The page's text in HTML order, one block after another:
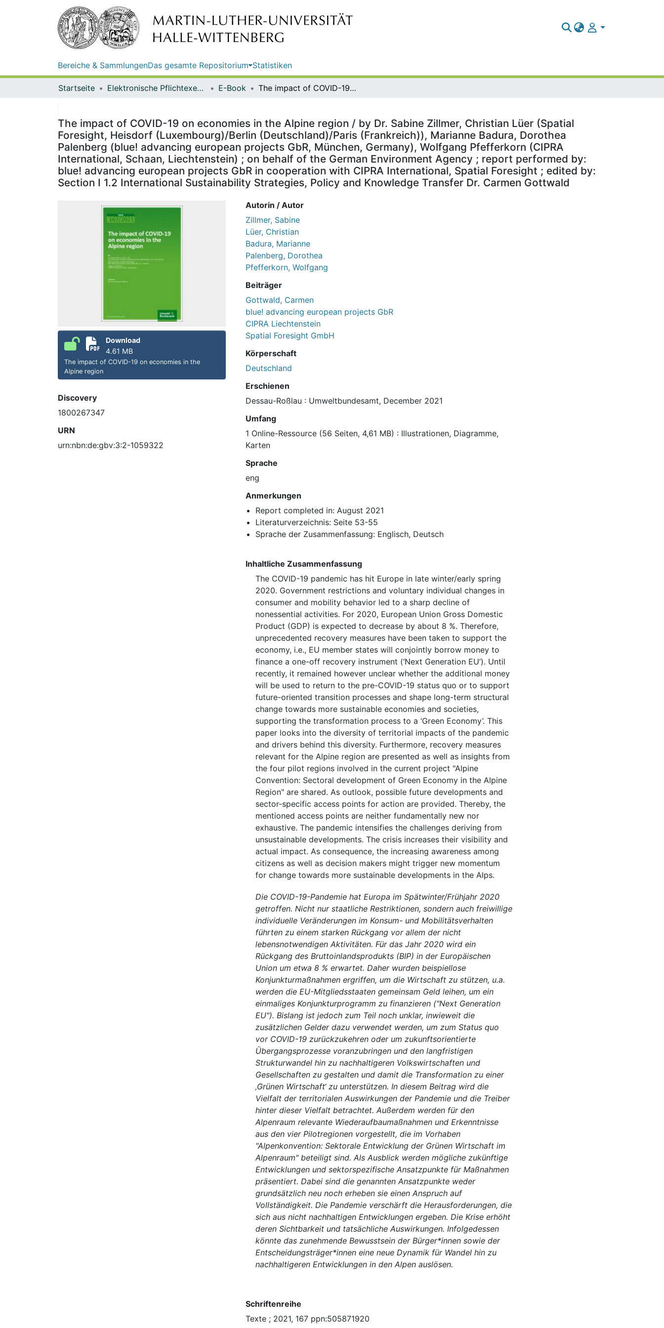
Bereiche & SammlungenDas gesamte Repositorium Statistiken
Startseite Elektronische Pflichtexemplare E-Book The impact of COVID-19 on economies in the Alpine region / by Dr. Sabine Zillmer, Christian Lüer (Spatial Foresight, Heisdorf (Luxembourg)/Berlin (Deutschland)/Paris (Frankreich)), Marianne Badura, Dorothea Palenberg (blue! advancing european projects GbR, München, Germany), Wolfgang Pfefferkorn (CIPRA International, Schaan, Liechtenstein) ; on behalf of the German Environment Agency ; report performed by: blue! advancing european projects GbR in cooperation with CIPRA International, Spatial Foresight ; edited by: Section I 1.2 International Sustainability Strategies, Policy and Knowledge Transfer Dr. Carmen Gottwald
The impact of COVID-19 on economies in the Alpine region / by Dr. Sabine Zillmer, Christian Lüer (Spatial
Foresight, Heisdorf (Luxembourg)/Berlin (Deutschland)/Paris (Frankreich)), Marianne Badura, Dorothea
Palenberg (blue! advancing european projects GbR, München, Germany), Wolfgang Pfefferkorn (CIPRA
International, Schaan, Liechtenstein) ; on behalf of the German Environment Agency ; report performed by:
blue! advancing european projects GbR in cooperation with CIPRA International, Spatial Foresight ; edited by:
Section I 1.2 International Sustainability Strategies, Policy and Knowledge Transfer Dr. Carmen Gottwald
Download
4.61 MB
The impact of COVID-19 on economies in the
Alpine region
Discovery
1800267347
URN
urn:nbn:de:gbv:3:2-1059322
Autorin / Autor
Zillmer, Sabine
Lüer, Christian
Badura, Marianne
Palenberg, Dorothea
Pfefferkorn, Wolfgang
Beiträger
Gottwald, Carmen
blue! advancing european projects GbR
CIPRA Liechtenstein
Spatial Foresight GmbH
Körperschaft
Deutschland
Erschienen
Dessau-Roßlau : Umweltbundesamt, December 2021
Umfang
1 Online-Ressource (56 Seiten, 4,61 MB) : Illustrationen, Diagramme,
Karten
Sprache
eng
Anmerkungen
Report completed in: August 2021
Literaturverzeichnis: Seite 53-55
Sprache der Zusammenfassung: Englisch, Deutsch
Inhaltliche Zusammenfassung
The COVID-19 pandemic has hit Europe in late winter/early spring
2020. Government restrictions and voluntary individual changes in
consumer and mobility behavior led to a sharp decline of
nonessential activities. For 2020, European Union Gross Domestic
Product (GDP) is expected to decrease by about 8 %. Therefore,
unprecedented recovery measures have been taken to support the
economy, i.e., EU member states will conjointly borrow money to
finance a one-off recovery instrument (‘Next Generation EU’). Until
recently, it remained however unclear whether the additional money
will be used to return to the pre-COVID-19 status quo or to support
future-oriented transition processes and shape long-term structural
change towards more sustainable economies and societies,
supporting the transformation process to a ‘Green Economy’. This
paper looks into the diversity of territorial impacts of the pandemic
and drivers behind this diversity. Furthermore, recovery measures
relevant for the Alpine region are presented as well as insights from
the four pilot regions involved in the current project "Alpine
Convention: Sectoral development of Green Economy in the Alpine
Region" are shared. As outlook, possible future developments and
sector-specific access points for action are provided. Thereby, the
mentioned access points are neither fundamentally new nor
exhaustive. The pandemic intensifies the challenges deriving from
unsustainable developments. The crisis increases their visibility and
actual impact. As consequence, the increasing awareness among
citizens as well as decision makers might trigger new momentum
for change towards more sustainable developments in the Alps.
Die COVID-19-Pandemie hat Europa im Spätwinter/Frühjahr 2020
getroffen. Nicht nur staatliche Restriktionen, sondern auch freiwillige
individuelle Veränderungen im Konsum- und Mobilitätsverhalten
führten zu einem starken Rückgang vor allem der nicht
lebensnotwendigen Aktivitäten. Für das Jahr 2020 wird ein
Rückgang des Bruttoinlandsprodukts (BIP) in der Europäischen
Union um etwa 8 % erwartet. Daher wurden beispiellose
Konjunkturmaßnahmen ergriffen, um die Wirtschaft zu stützen, u.a.
werden die EU-Mitgliedsstaaten gemeinsam Geld leihen, um ein
einmaliges Konjunkturprogramm zu finanzieren ("Next Generation
EU"). Bislang ist jedoch zum Teil noch unklar, inwieweit die
zusätzlichen Gelder dazu verwendet werden, um zum Status quo
vor COVID-19 zurückzukehren oder um zukunftsorientierte
Übergangsprozesse voranzubringen und den langfristigen
Strukturwandel hin zu nachhaltigeren Volkswirtschaften und
Gesellschaften zu gestalten und damit die Transformation zu einer
‚Grünen Wirtschaft‘ zu unterstützen. In diesem Beitrag wird die
Vielfalt der territorialen Auswirkungen der Pandemie und die Treiber
hinter dieser Vielfalt betrachtet. Außerdem werden für den
Alpenraum relevante Wiederaufbaumaßnahmen und Erkenntnisse
aus den vier Pilotregionen vorgestellt, die im Vorhaben
"Alpenkonvention: Sektorale Entwicklung der Grünen Wirtschaft im
Alpenraum" beteiligt sind. Als Ausblick werden mögliche zukünftige
Entwicklungen und sektorspezifische Ansatzpunkte für Maßnahmen
präsentiert. Dabei sind die genannten Ansatzpunkte weder
grundsätzlich neu noch erheben sie einen Anspruch auf
Vollständigkeit. Die Pandemie verschärft die Herausforderungen, die
sich aus nicht nachhaltigen Entwicklungen ergeben. Die Krise erhöht
deren Sichtbarkeit und tatsächliche Auswirkungen. Infolgedessen
könnte das zunehmende Bewusstsein der Bürger*innen sowie der
Entscheidungsträger*innen eine neue Dynamik für Wandel hin zu
nachhaltigeren Entwicklungen in den Alpen auslösen.
Schriftenreihe
Texte ; 2021, 167 ppn:505871920